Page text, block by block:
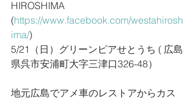
HIROSHIMA
(https://www.facebook.com/westahirosh
ima/)
5/21（日）グリーンピアせとうち ( 広島
県呉市安浦町大字三津口326-48）
地元広島でアメ車のレストアからカス